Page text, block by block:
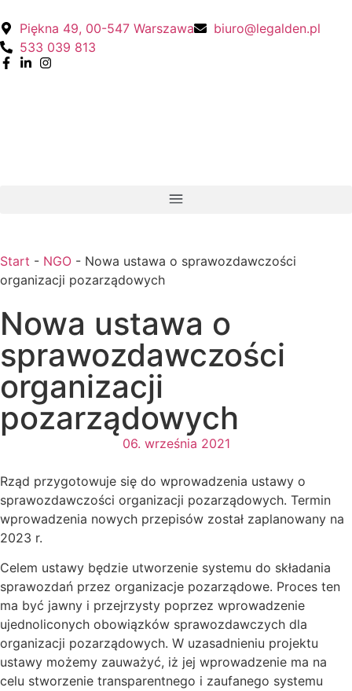
Piękna 49, 00-547 Warszawa
biuro@legalden.pl
533 039 813
Start - NGO - Nowa ustawa o sprawozdawczości
organizacji pozarządowych
Nowa ustawa o
sprawozdawczości
organizacji
pozarządowych
06. września 2021
Rząd przygotowuje się do wprowadzenia ustawy o
sprawozdawczości organizacji pozarządowych. Termin
wprowadzenia nowych przepisów został zaplanowany na
2023 r.
Celem ustawy będzie utworzenie systemu do składania
sprawozdań przez organizacje pozarządowe. Proces ten
ma być jawny i przejrzysty poprzez wprowadzenie
ujednoliconych obowiązków sprawozdawczych dla
organizacji pozarządowych. W uzasadnieniu projektu
ustawy możemy zauważyć, iż jej wprowadzenie ma na
celu stworzenie transparentnego i zaufanego systemu